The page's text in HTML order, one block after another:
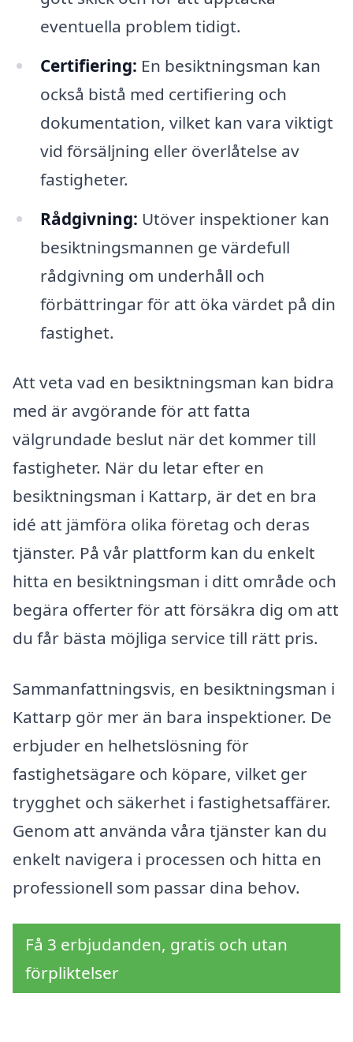
eventuella problem tidigt.
Certifiering: En besiktningsman kan
också bistå med certifiering och
dokumentation, vilket kan vara viktigt
vid försäljning eller överlåtelse av
fastigheter.
Rådgivning: Utöver inspektioner kan
besiktningsmannen ge värdefull
rådgivning om underhåll och
förbättringar för att öka värdet på din
fastighet.
Att veta vad en besiktningsman kan bidra
med är avgörande för att fatta
välgrundade beslut när det kommer till
fastigheter. När du letar efter en
besiktningsman i Kattarp, är det en bra
idé att jämföra olika företag och deras
tjänster. På vår plattform kan du enkelt
hitta en besiktningsman i ditt område och
begära offerter för att försäkra dig om att
du får bästa möjliga service till rätt pris.
Sammanfattningsvis, en besiktningsman i
Kattarp gör mer än bara inspektioner. De
erbjuder en helhetslösning för
fastighetsägare och köpare, vilket ger
trygghet och säkerhet i fastighetsaffärer.
Genom att använda våra tjänster kan du
enkelt navigera i processen och hitta en
professionell som passar dina behov.
Få 3 erbjudanden, gratis och utan
förpliktelser